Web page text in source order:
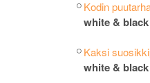
Kodin
white & black
Kaksi
white & black